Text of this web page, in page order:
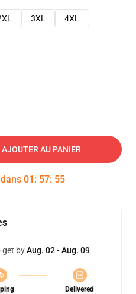
3XL
4XL
AJOUTER AU PANIER
01 : 57: 54
get byAug. 02 - Aug. 09
Delivered